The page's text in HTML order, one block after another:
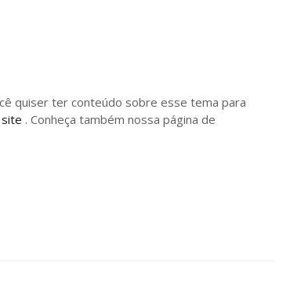
quiser ter conteúdo sobre esse tema para
. Conheça também nossa página de